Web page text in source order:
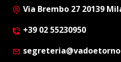
Via Brembo 27 20139
+39 02 55230950